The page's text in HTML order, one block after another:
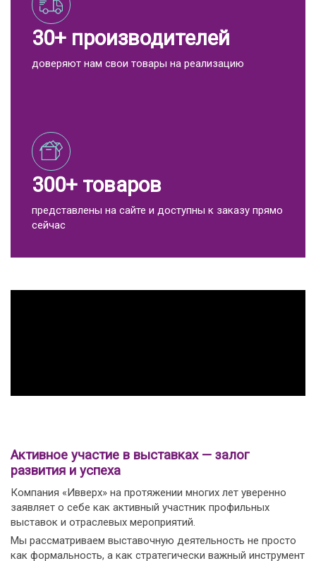
30+ производителей
доверяют нам свои товары на реализацию
300+ товаров
представлены на сайте и доступны к заказу прямо
сейчас
Активное участие в выставках — залог
развития и успеха
Компания «Ивверх» на протяжении многих лет уверенно
заявляет о себе как активный участник профильных
выставок и отраслевых мероприятий.
Мы рассматриваем выставочную деятельность не просто
как формальность, а как стратегически важный инструмент